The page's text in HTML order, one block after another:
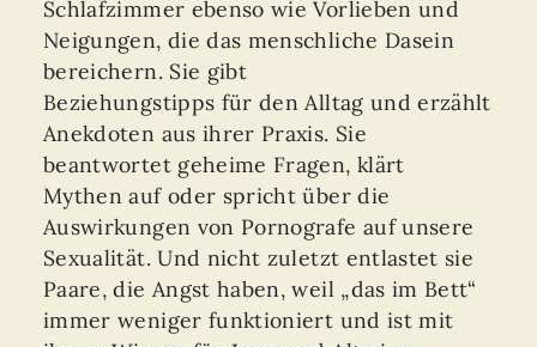
Schlafzimmer ebenso wie Vorlieben und
Neigungen, die das menschliche Dasein
bereichern. Sie gibt
Beziehungstipps für den Alltag und erzählt
Anekdoten aus ihrer Praxis. Sie
beantwortet geheime Fragen, klärt
Mythen auf oder spricht über die
Auswirkungen von Pornografe auf unsere
Sexualität. Und nicht zuletzt entlastet sie
Paare, die Angst haben, weil „das im Bett“
immer weniger funktioniert und ist mit